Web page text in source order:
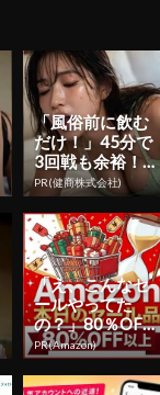
「風俗前に飲む
だけ！」45分で
3回戦も余裕！9
80円で朝まで絶
好調
PR(健商株式会社)
「え、こんなセ
ールやってた
の？」80％OFF
以上が続々登
場！Amazonの本
気が...
PR(Amazon)